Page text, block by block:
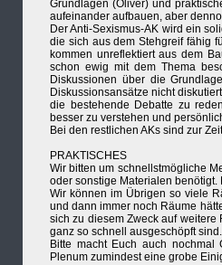
Grundlagen (Oliver) und
aufeinander aufbauen, aber
Der Anti-Sexismus-AK wird ein
die sich aus dem Stehgreif fähig
kommen unreflektiert aus dem
schon ewig mit dem Thema
Diskussionen über die
Diskussionsansätze nicht
die bestehende Debatte zu
besser zu verstehen und
Bei den restlichen AKs sind zur
PRAKTISCHES
Wir bitten um schnellstmögliche
oder sonstige Materialen
Wir können im Übrigen so viele
und dann immer noch Räume
sich zu diesem Zweck auf
ganz so schnell ausgeschöpft
Bitte macht Euch auch
Plenum zumindest eine grobe